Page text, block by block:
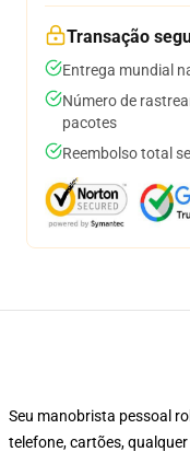
Transação
Entrega mundial
Número de
pacotes
Reembolso total
Seu manobrista pessoal
telefone, cartões,